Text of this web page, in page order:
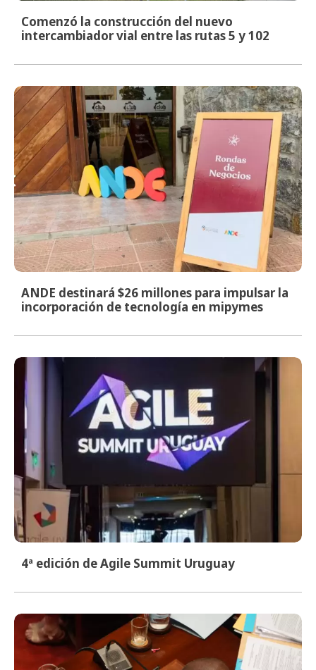
Comenzó la construcción del nuevo
intercambiador vial entre las rutas 5 y 102
ANDE destinará $26 millones para impulsar la
incorporación de tecnología en mipymes
4ª edición de Agile Summit Uruguay